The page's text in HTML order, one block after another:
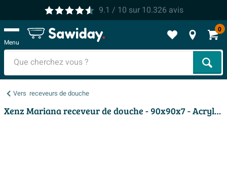
9.1 / 10 sur 10.326 avis
Menu
0
Vers receveurs de douche
Xenz Mariana receveur de douche - 90x90x7 - Acrylique - blanc